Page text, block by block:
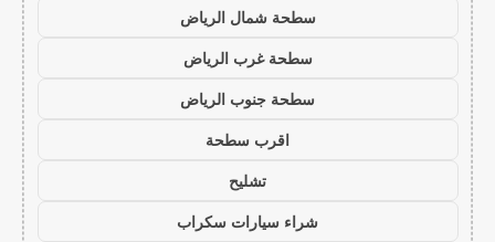
سطحة شمال الرياض
سطحة غرب الرياض
سطحة جنوب الرياض
اقرب سطحة
تشليح
شراء سيارات سكراب